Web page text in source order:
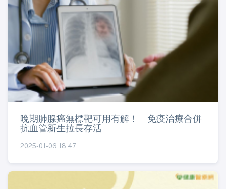
晚期肺腺癌無標靶可用有解！ 免疫治療合併
抗血管新生拉長存活
2025-01-06 18:47